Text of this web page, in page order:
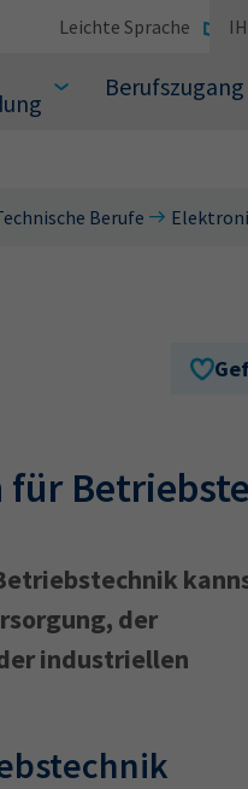
Berufszugang
Leichte Sprache
den
Fachwirt
Negativerklärung
Berufe
der
industriellen